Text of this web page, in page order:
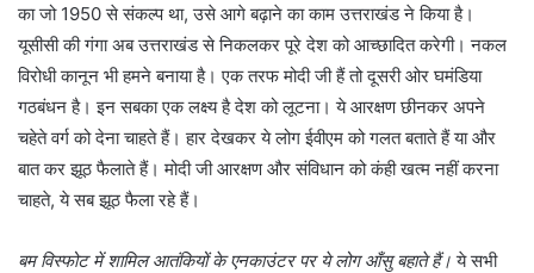
का जो 1950 से संकल्प था, उसे आगे बढ़ाने का काम उत्तराखंड ने किया है।
यूसीसी की गंगा अब उत्तराखंड से निकलकर पूरे देश को आच्छादित करेगी। नकल
विरोधी कानून भी हमने बनाया है। एक तरफ मोदी जी हैं तो दूसरी ओर घमंडिया
गठबंधन है। इन सबका एक लक्ष्य है देश को लूटना। ये आरक्षण छीनकर अपने
चहेते वर्ग को देना चाहते हैं। हार देखकर ये लोग ईवीएम को गलत बताते हैं या और
बात कर झूठ फैलाते हैं। मोदी जी आरक्षण और संविधान को कंही खत्म नहीं करना
चाहते, ये सब झूठ फैला रहे हैं।
बम विस्फोट में शामिल आतंकियों के एनकाउंटर पर ये लोग आँसु बहाते हैं। ये सभी